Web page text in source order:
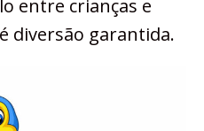
entre crianças e
diversão garantida.